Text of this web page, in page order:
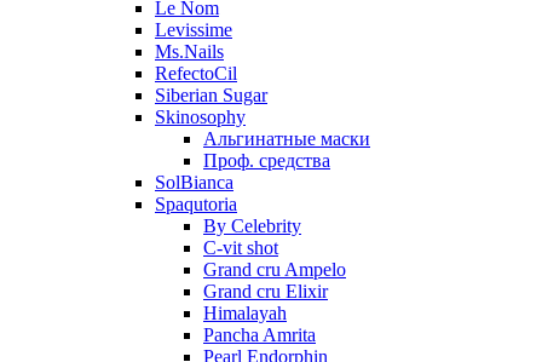
Le Nom
Levissime
Ms.Nails
RefectoCil
Siberian Sugar
Skinosophy
Альгинатные маски
Проф. средства
SolBianca
Spaqutoria
By Celebrity
C-vit shot
Grand cru Ampelo
Grand сru Elixir
Himalayah
Pancha Amrita
Pearl Endorphin